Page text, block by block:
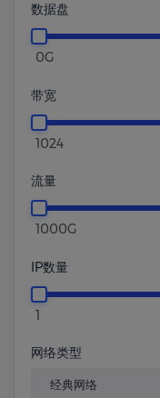
数据盘
0G
带宽
1024
流量
1000G
IP数量
1
网络类型
经典网络